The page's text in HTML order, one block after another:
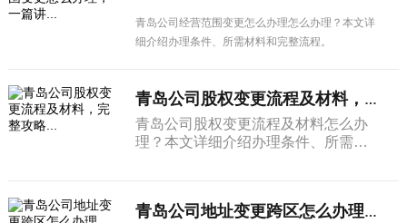
青岛公司经营范围变更怎么办理怎么办理？本文详
细介绍办理条件、所需材料和完整流程。
青岛公司股权变更流程及材料，完整攻略...
青岛公司股权变更流程及材料怎么办
理？本文详细介绍办理条件、所需材
青岛公司地址变更跨区怎么办理，一篇讲...